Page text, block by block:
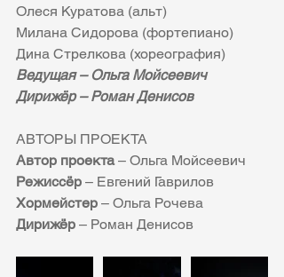
Олеся Куратова (альт)
Милана Сидорова (фортепиано)
Дина Стрелкова (хореография)
Ведущая – Ольга Мойсеевич
Дирижёр – Роман Денисов
АВТОРЫ ПРОЕКТА
Автор проекта – Ольга Мойсеевич
Режиссёр – Евгений Гаврилов
Хормейстер – Ольга Рочева
Дирижёр – Роман Денисов